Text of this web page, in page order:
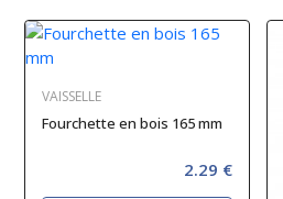
VAISSELLE
Fourchette en bois 165 mm
2.29 €